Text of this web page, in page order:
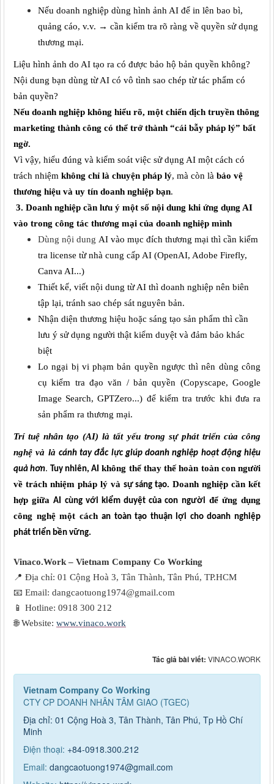
Nếu doanh nghiệp dùng hình ảnh AI để in lên bao bì,
quảng cáo, v.v. → cần kiểm tra rõ ràng về quyền sử dụng
thương mại.
Liệu hình ảnh do AI tạo ra có được bảo hộ bản quyền không?
Nội dung bạn dùng từ AI có vô tình sao chép từ tác phẩm có
bản quyền?
Nếu doanh nghiệp không hiểu rõ, một chiến dịch truyền thông
marketing thành công có thể trở thành “cái bẫy pháp lý” bất
ngờ.
Vì vậy, hiểu đúng và kiểm soát việc sử dụng AI một cách có
trách nhiệm không chỉ là chuyện pháp lý, mà còn là bảo vệ
thương hiệu và uy tín doanh nghiệp bạn.
3. Doanh nghiệp cần lưu ý một số nội dung khi ứng dụng AI
vào trong công tác thương mại của doanh nghiệp mình
Dùng nội dung AI vào mục đích thương mại thì cần kiểm
tra license từ nhà cung cấp AI (OpenAI, Adobe Firefly,
Canva AI...)
Thiết kế, viết nội dung từ AI thì doanh nghiệp nên biên
tập lại, tránh sao chép sát nguyên bản.
Nhận diện thương hiệu hoặc sáng tạo sản phẩm thì cần
lưu ý sử dụng người thật kiểm duyệt và đảm bảo khác
biệt
Lo ngại bị vi phạm bản quyền ngược thì nên dùngcông
cụ kiểm tra đạo văn / bản quyền (Copyscape, Google
Image Search, GPTZero...) để kiểm tra trước khi đưa ra
sản phẩm ra thương mại.
Trí tuệ nhân tạo (AI) làtất yếu trong sự phát triển của công
nghệ và là cánh tay đắc lựcgiúp doanh nghiệp hoạt động hiệu
quả hơn. Tuy nhiên, AI không thể thay thế hoàn toàn con người
về trách nhiệm pháp lý và sựsáng tạo. Doanh nghiệp cần kết
hợpgiữaAI cùng với kiểm duyệtcủacon người để ứng dụng
công nghệ một cách an toàntạo thuận lợi cho doanh nghiệp
phát triển bền vững.
Vinaco.Work – Vietnam Company Co Working
📍 Địa chỉ: 01 Cộng Hoà 3, Tân Thành, Tân Phú, TP.HCM
📧 Email: dangcaotuong1974@gmail.com
📱 Hotline: 0918 300 212
🌐Website: www.vinaco.work
Tác giả bài viết: VINACO.WORK
Vietnam Company Co Working
CTY CP DOANH NHÂN TÂM GIAO (TGEC)
Địa chỉ: 01 Cộng Hoà 3, Tân Thành, Tân Phú, Tp Hồ Chí
Minh
Điện thoại: +84-0918.300.212
Email: dangcaotuong1974@gmail.com